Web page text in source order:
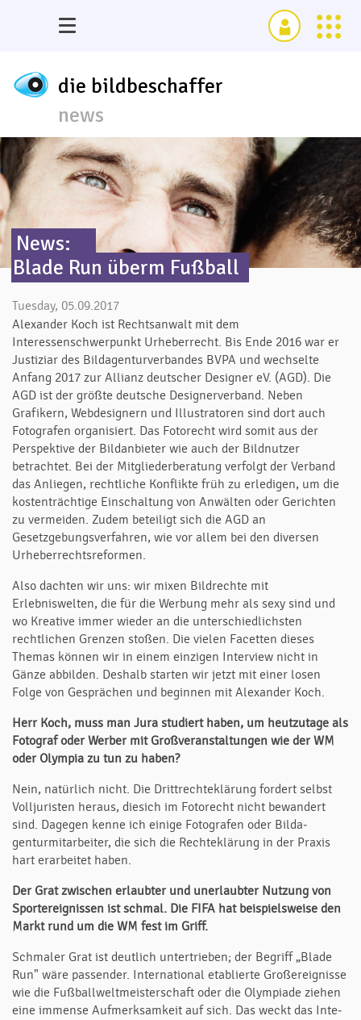
die bildbeschaffer
news
News:
Blade Run überm Fußball
Tuesday, 05.09.2017
Alexander Koch ist Rechtsanwalt mit dem
Interessenschwerpunkt Urheberrecht. Bis Ende 2016 war er
Justiziar des Bildagenturverbandes BVPA und wechselte
Anfang 2017 zur Allianz deutscher Designer eV. (AGD). Die
AGD ist der größte deutsche Designerverband. Neben
Grafikern, Webdesignern und Illustratoren sind dort auch
Fotografen organisiert. Das Fotorecht wird somit aus der
Perspektive der Bildanbieter wie auch der Bildnutzer
betrachtet. Bei der Mitgliederberatung verfolgt der Verband
das Anliegen, rechtliche Konflikte früh zu erledigen, um die
kostenträchtige Einschaltung von Anwälten oder Gerichten
zu vermeiden. Zudem beteiligt sich die AGD an
Gesetzgebungsverfahren, wie vor allem bei den diversen
Urheberrechtsreformen.
Also dachten wir uns: wir mixen Bildrechte mit
Erlebniswelten, die für die Werbung mehr als sexy sind und
wo Kreative immer wieder an die unterschiedlichsten
rechtlichen Grenzen stoßen. Die vielen Facetten dieses
Themas können wir in einem einzigen Interview nicht in
Gänze abbilden. Deshalb starten wir jetzt mit einer losen
Folge von Gesprächen und beginnen mit Alexander Koch.
Herr Koch, muss man Jura studiert haben, um heutzutage als
Fotograf oder Werber mit Großveranstaltungen wie der WM
oder Olympia zu tun zu haben?
Nein, natürlich nicht. Die Drittrechteklärung fordert selbst
Volljuristen heraus, diesich im Fotorecht nicht bewandert
sind. Dagegen kenne ich einige Fotografen oder Bilda­
genturmitarbeiter, die sich die Rechteklärung in der Praxis
hart erarbeitet haben.
Der Grat zwischen erlaubter und unerlaubter Nutzung von
Sporter­eig­nissen ist schmal. Die FIFA hat beispielsweise den
Markt rund um die WM fest im Griff.
Schmaler Grat ist deutlich untertrieben; der Begriff „Blade
Run" wäre passender. International etablierte Großereignisse
wie die Fußballweltmeisterschaft oder die Olympiade ziehen
eine immense Aufmerksamkeit auf sich. Das weckt das In­te­